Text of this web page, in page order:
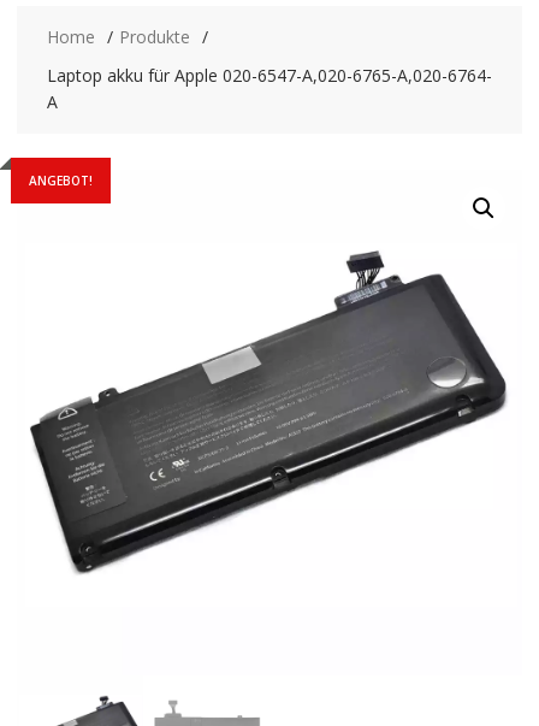
Home
Produkte
Laptop akku für Apple 020-6547-A,020-6765-A,020-6764-
A
ANGEBOT!